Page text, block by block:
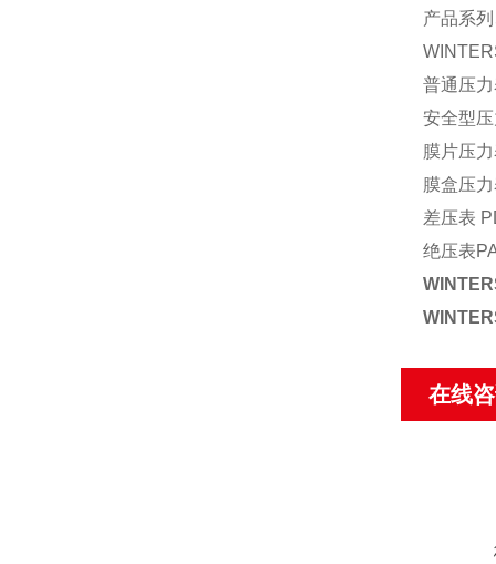
产品系
普通压
安全型
膜片压
膜盒压
差压表
绝压表
在线